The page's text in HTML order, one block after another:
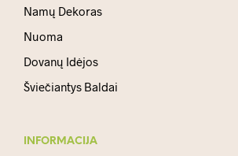
Namų Dekoras
Nuoma
Dovanų Idėjos
Šviečiantys Baldai
INFORMACIJA